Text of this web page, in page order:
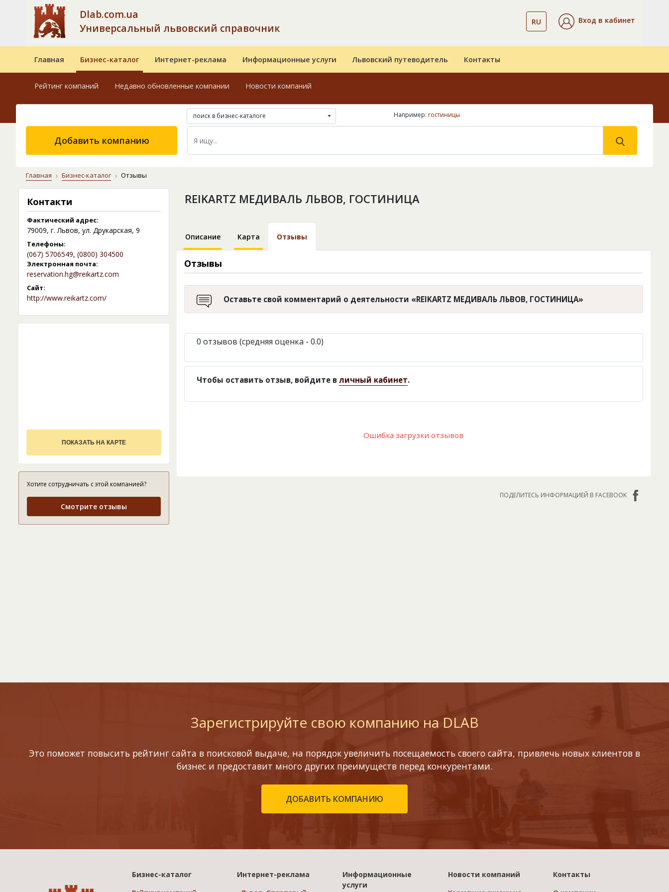
Dlab.com.ua
Универсальный львовский справочник
RU Вход в кабинет
Главная Бизнес-каталог Интернет-реклама Информационные услуги Львовский путеводитель Контакты
Рейтинг компаний Недавно обновленные компании Новости компаний
поиск в бизнес-каталоге Например: гостиницы
Добавить компанию
Главная Бизнес-каталог Отзывы
Контакти
Фактический адрес:
79009, г. Львов, ул. Друкарская, 9
Телефоны:
(067) 5706549, (0800) 304500
Электронная почта:
reservation.hg@reikartz.com
Сайт:
http://www.reikartz.com/
ПОКАЗАТЬ НА КАРТЕ
Хотите сотрудничать с этой компанией?
Смотрите отзывы
REIKARTZ МЕДИВАЛЬ ЛЬВОВ, ГОСТИНИЦА
Описание Карта Отзывы
Отзывы
Оставьте свой комментарий о деятельности «REIKARTZ МЕДИВАЛЬ ЛЬВОВ, ГОСТИНИЦА»
0 отзывов (средняя оценка - 0.0)
Чтобы оставить отзыв, войдите в личный кабинет.
Ошибка загрузки отзывов
ПОДЕЛИТЕСЬ ИНФОРМАЦИЕЙ В FACEBOOK
Зарегистрируйте свою компанию на DLAB
Это поможет повысить рейтинг сайта в поисковой выдаче, на порядок увеличить посещаемость своего сайта, привлечь новых клиентов в
бизнес и предоставит много других преимуществ перед конкурентами.
ДОБАВИТЬ КОМПАНИЮ
Бизнес-каталог
Интернет-реклама
Информационные
услуги
Новости компаний
Контакты